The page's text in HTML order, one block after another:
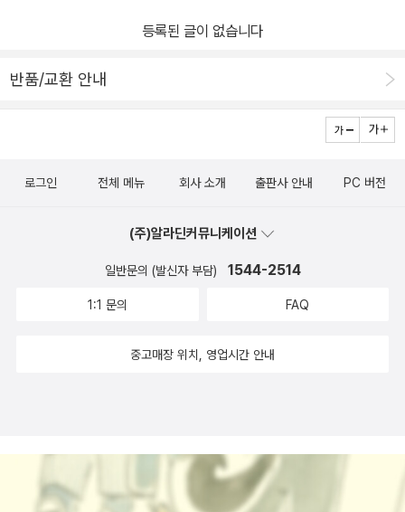
인 데이가 가까워 이참에 자신의 마음을 고백하고 싶어진 네무. 울프
주는 게 맞는지, 애초에 한 사람의 두 가지 인격을 동시에 좋아하는 게
민에 휩싸인다. 니코의 유치원 생활 에피소드도 무척 귀엽다. 니코
등록된 글이 없습니다
반품/교환 안내
로그인 전체 메뉴 회사 소개 출판사 안내 PC 버전
(주)알라딘커뮤니케이션
일반문의 (발신자 부담) 1544-2514
1:1 문의 FAQ
중고매장 위치, 영업시간 안내